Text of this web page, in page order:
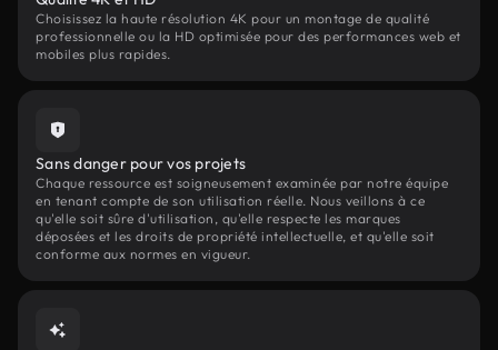
Choisissez la haute résolution 4K pour un montage de qualité
professionnelle ou la HD optimisée pour des performances web et
mobiles plus rapides.
Sans danger pour vos projets
Chaque ressource est soigneusement examinée par notre équipe
en tenant compte de son utilisation réelle. Nous veillons à ce
qu'elle soit sûre d'utilisation, qu'elle respecte les marques
déposées et les droits de propriété intellectuelle, et qu'elle soit
conforme aux normes en vigueur.